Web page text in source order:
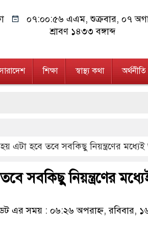
০৭:০০:৫৬ এএম, শুক্রবার, ০৭
শ্রাবণ ১৪৩৩ বঙ্গাব্দ
শিক্ষা স্বাস্থ্য কথা অর্থনীতি
এটা হবে তবে সবকিছু নিয়ন্ত্রণের মধ্যেই
সবকিছু নিয়ন্ত্রণের
এর সময় : ০৬:২৬ অপরাহ্ন, রবিবার, ১৬